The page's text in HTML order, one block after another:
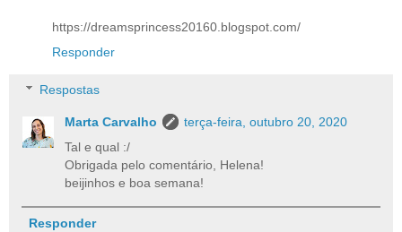
https://dreamsprincess20160.blogspot.com/
Responder
Respostas
Marta Carvalho
terça-feira, outubro 20, 2020
Tal e qual :/
Obrigada pelo comentário, Helena!
beijinhos e boa semana!
Responder